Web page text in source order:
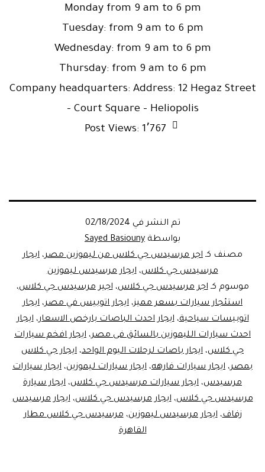
Monday from 9 am to 6 pm
Tuesday: from 9 am to 6 pm
Wednesday: from 9 am to 6 pm
Thursday: from 9 am to 6 pm
Company headquarters: Address: 12 Hegaz Street
– Court Square – Heliopolis
Post Views: 1٬767
تم النشر في 02/18/2024
بواسطة Sayed Basiouny
مصنف كـ اجر مرسيدس جي كلاس من ليموزين مصر، ايجار
مرسيدس جي كلاس،ايجار مرسيدس ليموزين
موسوم كـاجر مرسيدس جي كلاس،اجير مرسيدس جي كلاس،
استئجار سيارات بسعر مميز، ايجار اتوبيس في مصر، ايجار
اتوبيسات سياحية،ايجار احدث الباصات بارخص الاسعار،ايجار
احدث سيارات الليموزين بالسائق فى مصر، ايجار افخم سيارات
جي كلاس، ايجار باصات لرحلات اليوم الواحد، ايجار جي كلاس
بمصر، ايجار سيارات فارهه، ايجار سيارات ليموزين، ايجار سيارات
مرسيدس، ايجار سيارات مرسيدس جي كلاس، ايجار سيارة
مرسيدس جي كلاس،ايجار مرسيدس جي كلاس،ايجار مرسيدس
زفاف،ايجار مرسيدس ليموزين،مرسيدس جي كلاس مطار
القاهرة